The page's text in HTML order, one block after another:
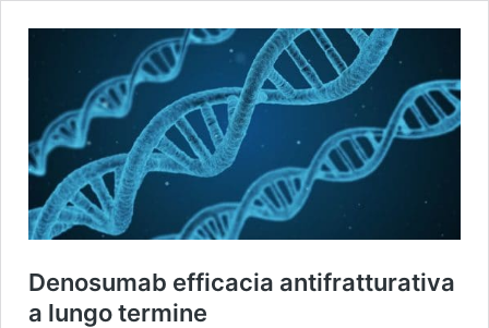
Denosumab efficacia antifratturativa
a lungo termine